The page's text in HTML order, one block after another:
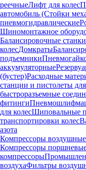
реечныеЛифт для колес
автомобиль (Стойки
пневмогидравлические
Шиномонтажное
Балансировочные станки
колесДомкраты
подъемники
аккумуляторные
(бустер)Расходные
станции и пистолеты
быстроразъемные
фитинги
для колесШиповальные
транспортировки колес
азота
Компрессоры
Компрессоры
компрессоры
воздухаФильтры